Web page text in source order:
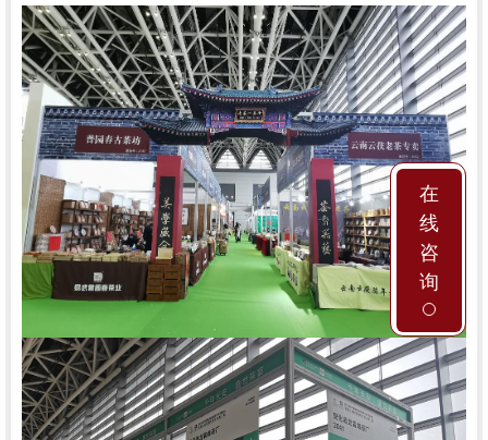
在
线
咨
询